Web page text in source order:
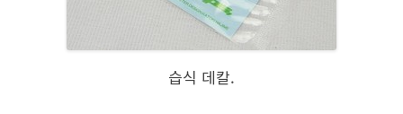
습식 데칼.